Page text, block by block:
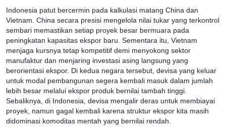
Indonesia patut bercermin pada kalkulasi matang China dan
Vietnam. China secara presisi mengelola nilai tukar yang terkontrol
sembari memastikan setiap proyek besar bermuara pada
peningkatan kapasitas ekspor baru. Sementara itu, Vietnam
menjaga kursnya tetap kompetitif demi menyokong sektor
manufaktur dan menjaring investasi asing langsung yang
berorientasi ekspor. Di kedua negara tersebut, devisa yang keluar
untuk modal pembangunan segera kembali masuk dalam jumlah
lebih besar melalui ekspor produk bernilai tambah tinggi.
Sebaliknya, di Indonesia, devisa mengalir deras untuk membiayai
proyek, namun gagal kembali karena struktur ekspor kita masih
didominasi komoditas mentah yang bernilai rendah.